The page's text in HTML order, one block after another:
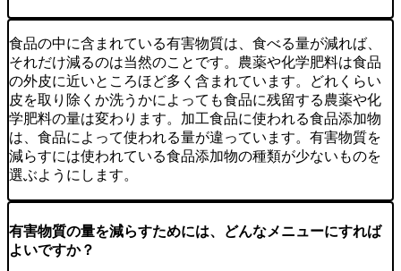
食品の中に含まれている有害物質は、食べる量が減れば、
それだけ減るのは当然のことです。農薬や化学肥料は食品
の外皮に近いところほど多く含まれています。どれくらい
皮を取り除くか洗うかによっても食品に残留する農薬や化
学肥料の量は変わります。加工食品に使われる食品添加物
は、食品によって使われる量が違っています。有害物質を
減らすには使われている食品添加物の種類が少ないものを
選ぶようにします。
有害物質の量を減らすためには、どんなメニューにすれば
よいですか？